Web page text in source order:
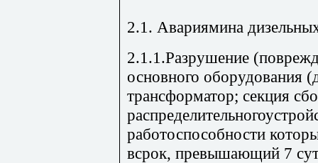
2.1. Авариямина
2.1.1.Разрушение
основного оборудования
трансформатор; секция
работоспособности
всрок, превышающий 7